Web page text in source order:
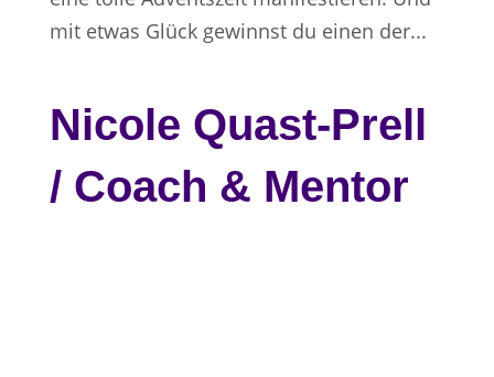
mit etwas Glück gewinnst du einen der...
Nicole Quast-Prell
/ Coach & Mentor